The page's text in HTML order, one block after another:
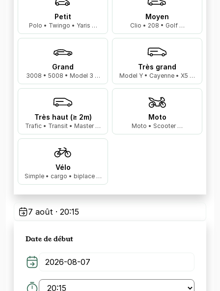
Petit
Polo • Twingo • Yaris …
Moyen
Clio • 208 • Golf …
Grand
3008 • 5008 • Model 3 …
Très grand
Model Y • Cayenne • X5 …
Très haut (≥ 2m)
Trafic • Transit • Master …
Moto
Moto • Scooter …
Vélo
Simple • cargo • biplace …
7 août · 20:15
Date de début